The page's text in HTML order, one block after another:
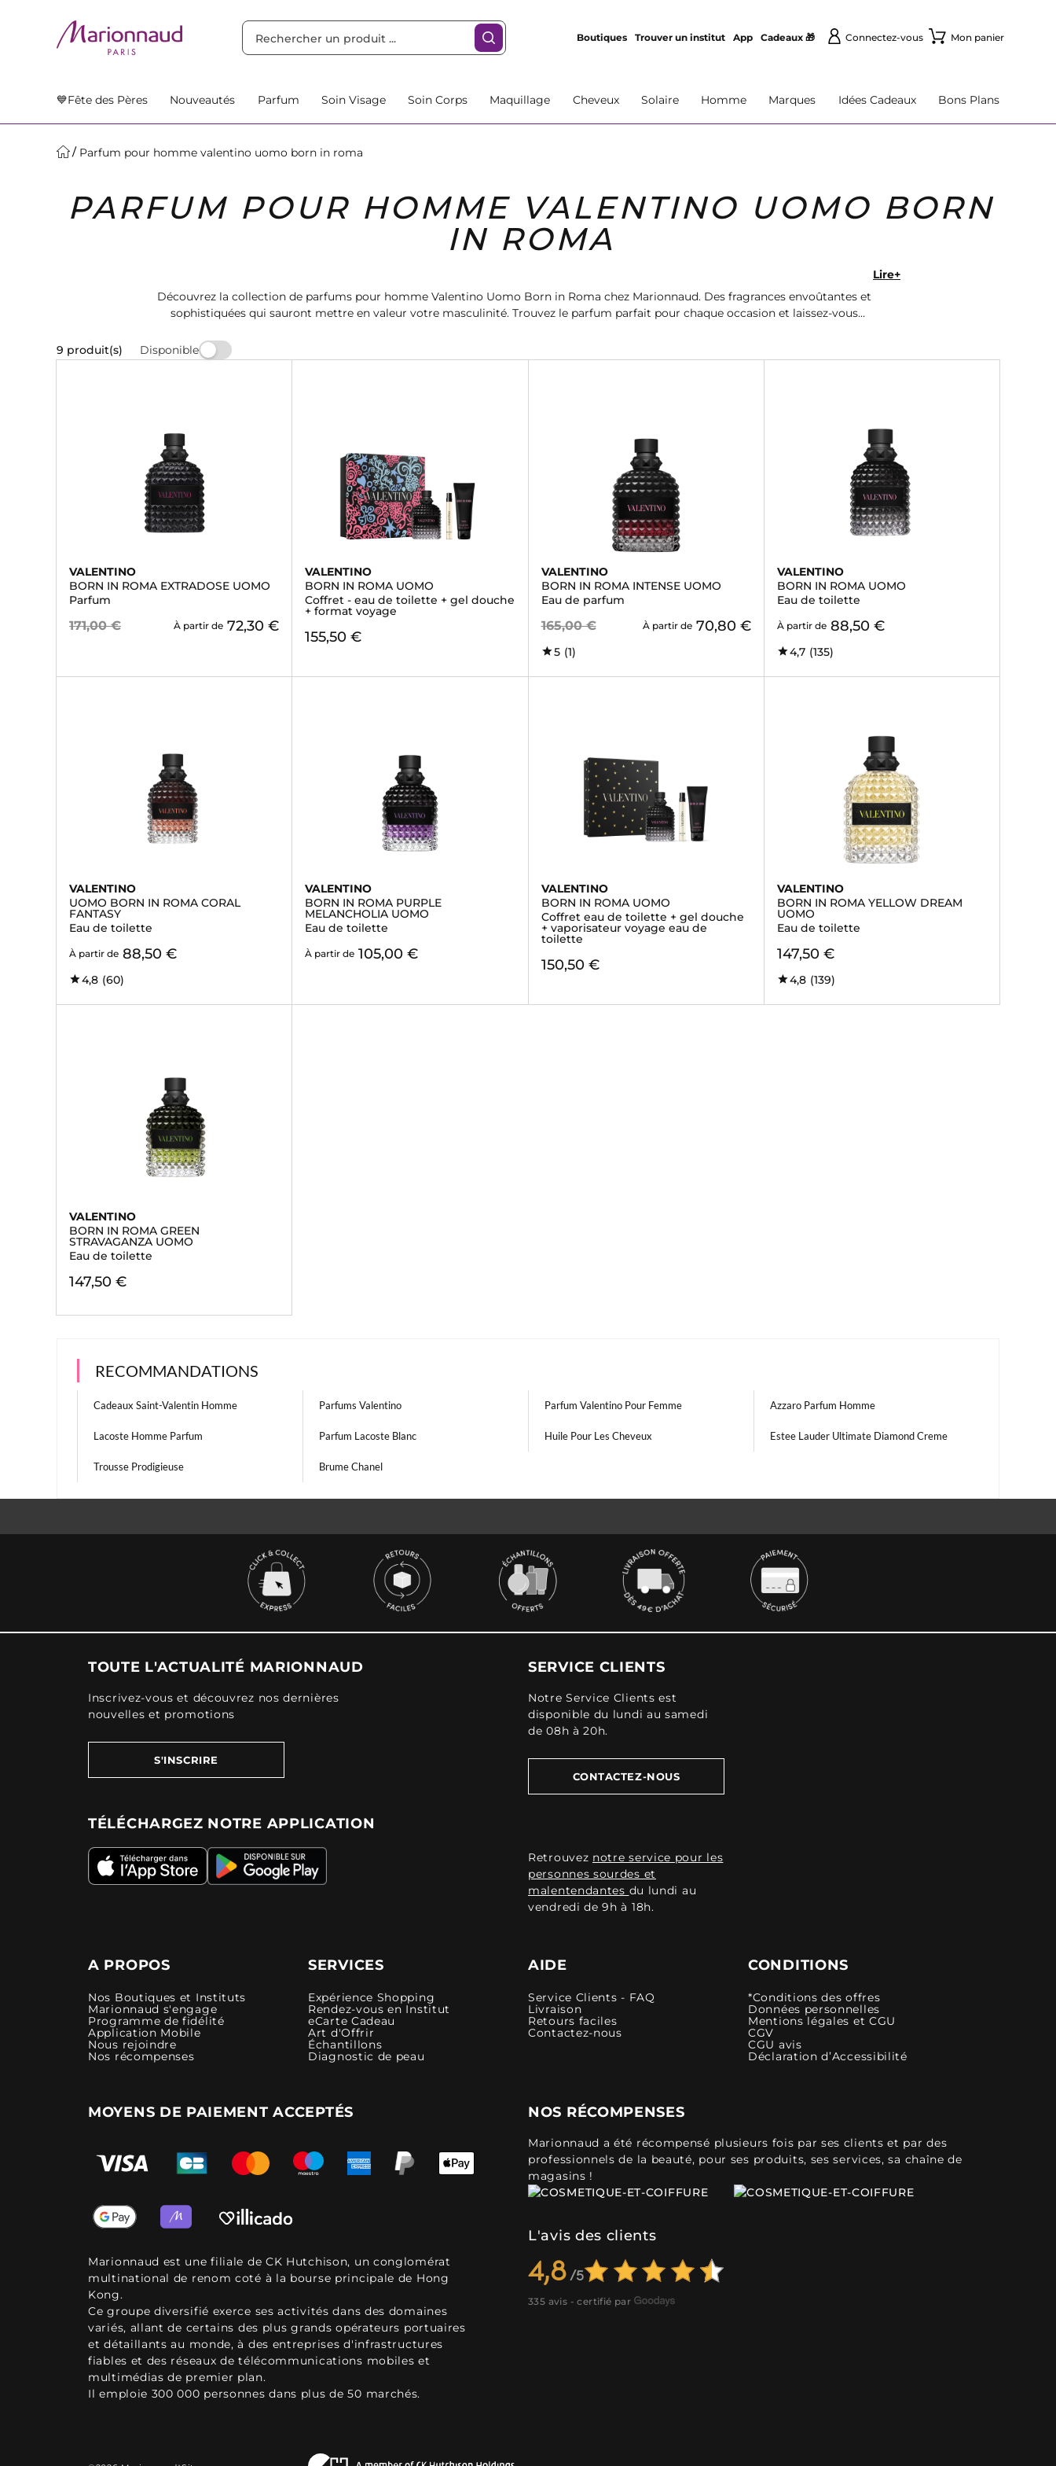
Boutiques Trouver un institut App Cadeaux 🎁 Connectez-vous Mon panier
💙Fête des Pères Nouveautés Parfum Soin Visage Soin Corps Maquillage Cheveux Solaire Homme Marques Idées Cadeaux Bons Plans
Parfum pour homme valentino uomo born in roma
PARFUM POUR HOMME VALENTINO UOMO BORN
IN ROMA
Découvrez la collection de parfums pour homme Valentino Uomo Born in Roma chez Marionnaud. Des fragrances envoûtantes et
sophistiquées qui sauront mettre en valeur votre masculinité. Trouvez le parfum parfait pour chaque occasion et laissez-vous
Lire+
9 produit(s) Disponible
VALENTINO
BORN IN ROMA EXTRADOSE UOMO
Parfum
171,00 € À partir de 72,30 €
VALENTINO
BORN IN ROMA UOMO
Coffret - eau de toilette + gel douche
+ format voyage
155,50 €
VALENTINO
BORN IN ROMA INTENSE UOMO
Eau de parfum
165,00 € À partir de 70,80 €
5 (1)
VALENTINO
BORN IN ROMA UOMO
Eau de toilette
À partir de 88,50 €
4,7 (135)
VALENTINO
UOMO BORN IN ROMA CORAL
FANTASY
Eau de toilette
À partir de 88,50 €
4,8 (60)
VALENTINO
BORN IN ROMA PURPLE
MELANCHOLIA UOMO
Eau de toilette
À partir de 105,00 €
VALENTINO
BORN IN ROMA UOMO
Coffret eau de toilette + gel douche
+ vaporisateur voyage eau de
toilette
150,50 €
VALENTINO
BORN IN ROMA YELLOW DREAM
UOMO
Eau de toilette
147,50 €
4,8 (139)
VALENTINO
BORN IN ROMA GREEN
STRAVAGANZA UOMO
Eau de toilette
147,50 €
RECOMMANDATIONS
Cadeaux Saint-Valentin Homme Parfums Valentino Parfum Valentino Pour Femme Azzaro Parfum Homme
Lacoste Homme Parfum Parfum Lacoste Blanc Huile Pour Les Cheveux Estee Lauder Ultimate Diamond Creme
Trousse Prodigieuse Brume Chanel
TOUTE L'ACTUALITÉ MARIONNAUD
Inscrivez-vous et découvrez nos dernières
nouvelles et promotions
S'INSCRIRE
TÉLÉCHARGEZ NOTRE APPLICATION
SERVICE CLIENTS
Notre Service Clients est
disponible du lundi au samedi
de 08h à 20h.
CONTACTEZ-NOUS
Retrouvez notre service pour les
personnes sourdes et
malentendantes du lundi au
vendredi de 9h à 18h.
A PROPOS
Nos Boutiques et Instituts
Marionnaud s'engage
Programme de fidélité
Application Mobile
Nous rejoindre
Nos récompenses
SERVICES
Expérience Shopping
Rendez-vous en Institut
eCarte Cadeau
Art d'Offrir
Échantillons
Diagnostic de peau
AIDE
Service Clients - FAQ
Livraison
Retours faciles
Contactez-nous
CONDITIONS
*Conditions des offres
Données personnelles
Mentions légales et CGU
CGV
CGU avis
Déclaration d’Accessibilité
MOYENS DE PAIEMENT ACCEPTÉS
Marionnaud est une filiale de CK Hutchison, un conglomérat
multinational de renom coté à la bourse principale de Hong
Kong.
Ce groupe diversifié exerce ses activités dans des domaines
variés, allant de certains des plus grands opérateurs portuaires
et détaillants au monde, à des entreprises d'infrastructures
fiables et des réseaux de télécommunications mobiles et
multimédias de premier plan.
Il emploie 300 000 personnes dans plus de 50 marchés.
NOS RÉCOMPENSES
Marionnaud a été récompensé plusieurs fois par ses clients et par des
professionnels de la beauté, pour ses produits, ses services, sa chaîne de
magasins !
L'avis des clients
4,8
335 avis - certifié par